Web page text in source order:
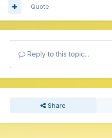
Quote
Reply to this topic...
Share